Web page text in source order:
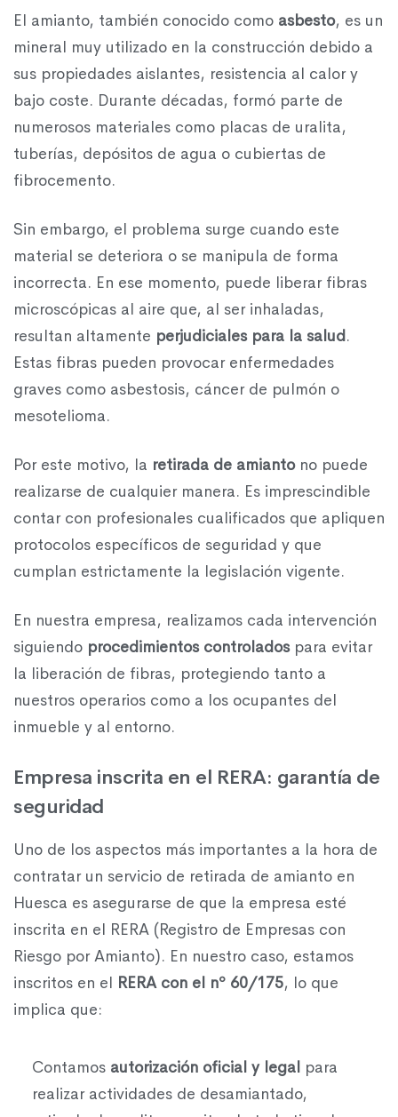
El amianto, también conocido como asbesto, es un
mineral muy utilizado en la construcción debido a
sus propiedades aislantes, resistencia al calor y
bajo coste. Durante décadas, formó parte de
numerosos materiales como placas de uralita,
tuberías, depósitos de agua o cubiertas de
fibrocemento.
Sin embargo, el problema surge cuando este
material se deteriora o se manipula de forma
incorrecta. En ese momento, puede liberar fibras
microscópicas al aire que, al ser inhaladas,
resultan altamente perjudiciales para la salud.
Estas fibras pueden provocar enfermedades
graves como asbestosis, cáncer de pulmón o
mesotelioma.
Por este motivo, la retirada de amiantono puede
realizarse de cualquier manera. Es imprescindible
contar con profesionales cualificados que apliquen
protocolos específicos de seguridad y que
cumplan estrictamente la legislación vigente.
En nuestra empresa, realizamos cada intervención
siguiendo procedimientos controladospara evitar
la liberación de fibras, protegiendo tanto a
nuestros operarios como a los ocupantes del
inmueble y al entorno.
Empresa inscrita en el RERA: garantía de
seguridad
Uno de los aspectos más importantes a la hora de
contratar un servicio de retirada de amianto en
Huesca es asegurarse de que la empresa esté
inscrita en el RERA (Registro de Empresas con
Riesgo por Amianto). En nuestro caso, estamos
inscritos en el RERA con el nº 60/175, lo que
implica que:
Contamos autorización oficial y legal para
realizar actividades de desamiantado,